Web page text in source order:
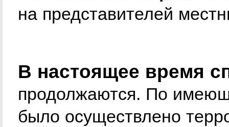
на представителей
В настоящее время
продолжаются. По
было осуществлено